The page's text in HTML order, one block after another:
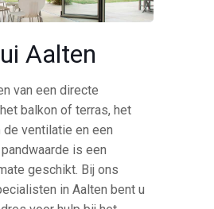
Aalten
van een directe
balkon of terras, het
de ventilatie en een
is een
geschikt. Bij ons
in Aalten bent u